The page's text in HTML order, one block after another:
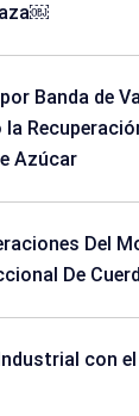
Banda de
Azúcar
Del
De
con